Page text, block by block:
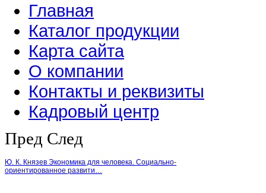
Главная
Каталог продукции
Карта сайта
О компании
Контакты и реквизиты
Кадровый центр
Пред След
Ю. К. Князев Экономика для человека. Социально-
ориентированное развити…